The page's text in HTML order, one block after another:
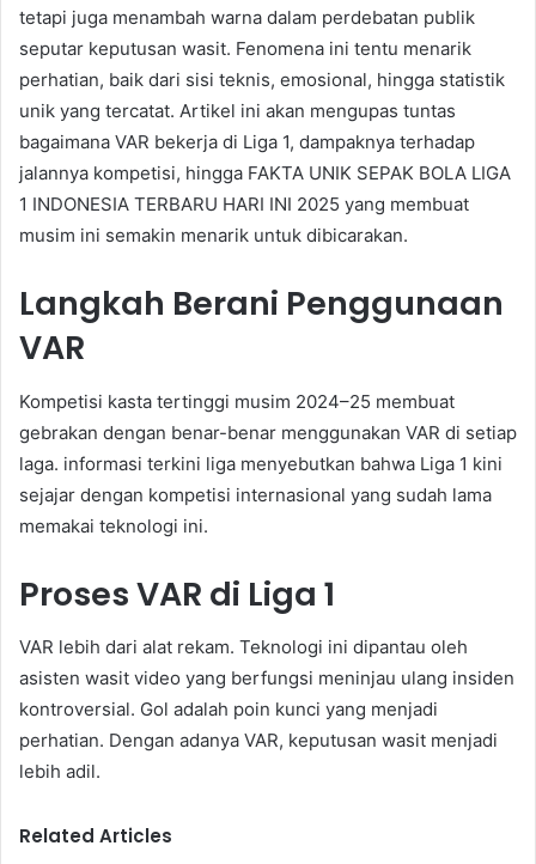
tetapi juga menambah warna dalam perdebatan publik
seputar keputusan wasit. Fenomena ini tentu menarik
perhatian, baik dari sisi teknis, emosional, hingga statistik
unik yang tercatat. Artikel ini akan mengupas tuntas
bagaimana VAR bekerja di Liga 1, dampaknya terhadap
jalannya kompetisi, hingga FAKTA UNIK SEPAK BOLA LIGA
1 INDONESIA TERBARU HARI INI 2025 yang membuat
musim ini semakin menarik untuk dibicarakan.
Langkah Berani Penggunaan
VAR
Kompetisi kasta tertinggi musim 2024–25 membuat
gebrakan dengan benar-benar menggunakan VAR di setiap
laga. informasi terkini liga menyebutkan bahwa Liga 1 kini
sejajar dengan kompetisi internasional yang sudah lama
memakai teknologi ini.
Proses VAR di Liga 1
VAR lebih dari alat rekam. Teknologi ini dipantau oleh
asisten wasit video yang berfungsi meninjau ulang insiden
kontroversial. Gol adalah poin kunci yang menjadi
perhatian. Dengan adanya VAR, keputusan wasit menjadi
lebih adil.
Related Articles